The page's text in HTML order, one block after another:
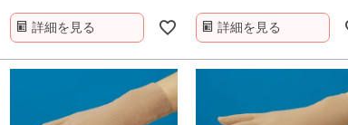
詳細を見る
詳細を見る